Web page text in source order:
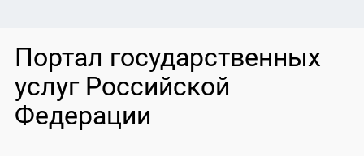
Портал государственных
услуг Российской
Федерации